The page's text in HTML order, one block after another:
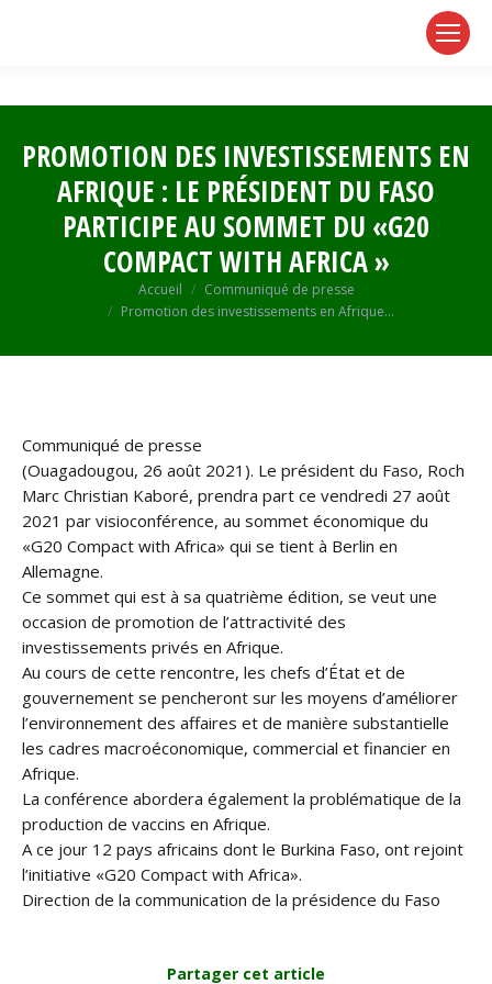
PROMOTION DES INVESTISSEMENTS EN
AFRIQUE : LE PRÉSIDENT DU FASO
PARTICIPE AU SOMMET DU «G20
COMPACT WITH AFRICA »
Accueil
Communiqué de presse
Promotion des investissements en Afrique…
Communiqué de presse
(Ouagadougou, 26 août 2021). Le président du Faso, Roch
Marc Christian Kaboré, prendra part ce vendredi 27 août
2021 par visioconférence, au sommet économique du
«G20 Compact with Africa» qui se tient à Berlin en
Allemagne.
Ce sommet qui est à sa quatrième édition, se veut une
occasion de promotion de l’attractivité des
investissements privés en Afrique.
Au cours de cette rencontre, les chefs d’État et de
gouvernement se pencheront sur les moyens d’améliorer
l’environnement des affaires et de manière substantielle
les cadres macroéconomique, commercial et financier en
Afrique.
La conférence abordera également la problématique de la
production de vaccins en Afrique.
A ce jour 12 pays africains dont le Burkina Faso, ont rejoint
l’initiative «G20 Compact with Africa».
Direction de la communication de la présidence du Faso
Partager cet article